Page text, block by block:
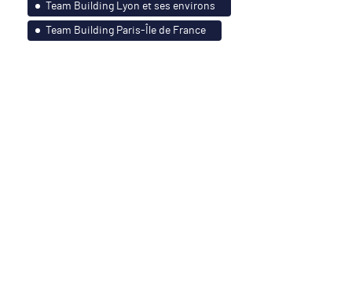
Team Building Lyon et ses environs
Team Building Paris-Île de France